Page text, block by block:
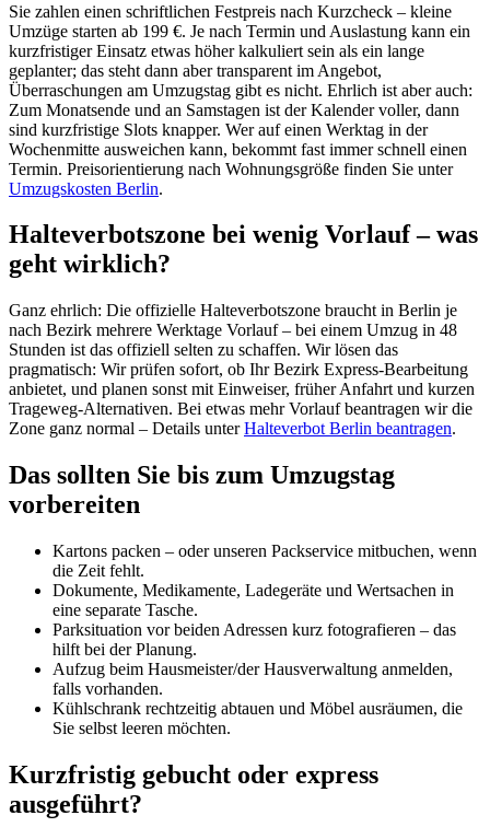
Sie zahlen einen schriftlichen Festpreis nach Kurzcheck – kleine
Umzüge starten ab 199 €. Je nach Termin und Auslastung kann ein
kurzfristiger Einsatz etwas höher kalkuliert sein als ein lange
geplanter; das steht dann aber transparent im Angebot,
Überraschungen am Umzugstag gibt es nicht. Ehrlich ist aber auch:
Zum Monatsende und an Samstagen ist der Kalender voller, dann
sind kurzfristige Slots knapper. Wer auf einen Werktag in der
Wochenmitte ausweichen kann, bekommt fast immer schnell einen
Termin. Preisorientierung nach Wohnungsgröße finden Sie unter
Umzugskosten Berlin.
Halteverbotszone bei wenig Vorlauf – was
geht wirklich?
Ganz ehrlich: Die offizielle Halteverbotszone braucht in Berlin je
nach Bezirk mehrere Werktage Vorlauf – bei einem Umzug in 48
Stunden ist das offiziell selten zu schaffen. Wir lösen das
pragmatisch: Wir prüfen sofort, ob Ihr Bezirk Express-Bearbeitung
anbietet, und planen sonst mit Einweiser, früher Anfahrt und kurzen
Trageweg-Alternativen. Bei etwas mehr Vorlauf beantragen wir die
Zone ganz normal – Details unterHalteverbot Berlin beantragen.
Das sollten Sie bis zum Umzugstag
vorbereiten
Kartons packen – oder unseren Packservice mitbuchen, wenn
die Zeit fehlt.
Dokumente, Medikamente, Ladegeräte und Wertsachen in
eine separate Tasche.
Parksituation vor beiden Adressen kurz fotografieren – das
hilft bei der Planung.
Aufzug beim Hausmeister/der Hausverwaltung anmelden,
falls vorhanden.
Kühlschrank rechtzeitig abtauen und Möbel ausräumen, die
Sie selbst leeren möchten.
Kurzfristig gebucht oder express
ausgeführt?